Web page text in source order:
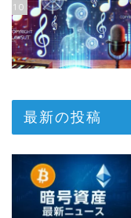
10
最新の投稿